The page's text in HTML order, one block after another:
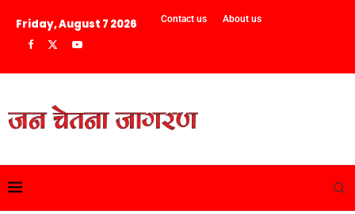
Friday, August 7 2026 Contact us About us